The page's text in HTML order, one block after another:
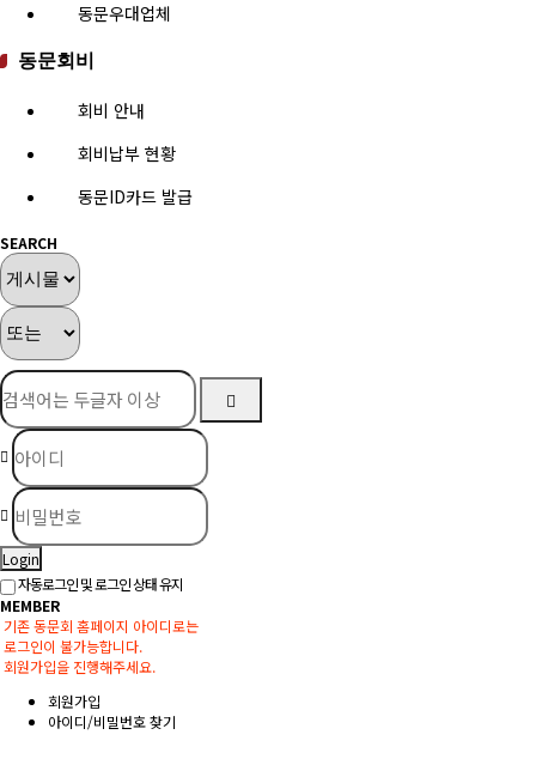
동문우대업체
동문회비
회비 안내
회비납부 현황
동문ID카드 발급
SEARCH
Login
자동로그인 및 로그인 상태 유지
MEMBER
기존 동문회 홈페이지 아이디로는
로그인이 불가능합니다.
회원가입을 진행해주세요.
회원가입
아이디/비밀번호 찾기